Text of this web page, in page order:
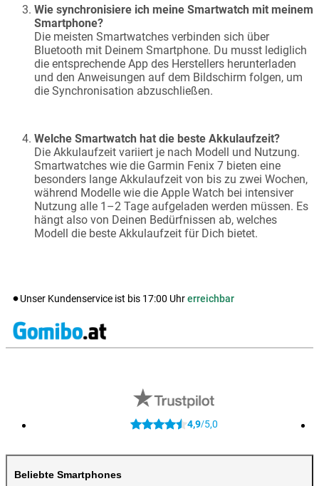
Wie synchronisiere ich meine Smartwatch mit meinem
Smartphone?
Die meisten Smartwatches verbinden sich über
Bluetooth mit Deinem Smartphone. Du musst lediglich
die entsprechende App des Herstellers herunterladen
und den Anweisungen auf dem Bildschirm folgen, um
die Synchronisation abzuschließen.
Welche Smartwatch hat die beste Akkulaufzeit?
Die Akkulaufzeit variiert je nach Modell und Nutzung.
Smartwatches wie die Garmin Fenix 7 bieten eine
besonders lange Akkulaufzeit von bis zu zwei Wochen,
während Modelle wie die Apple Watch bei intensiver
Nutzung alle 1–2 Tage aufgeladen werden müssen. Es
hängt also von Deinen Bedürfnissen ab, welches
Modell die beste Akkulaufzeit für Dich bietet.
Unser Kundenservice ist bis 17:00 Uhrerreichbar
4,9/5,0
Beliebte Smartphones